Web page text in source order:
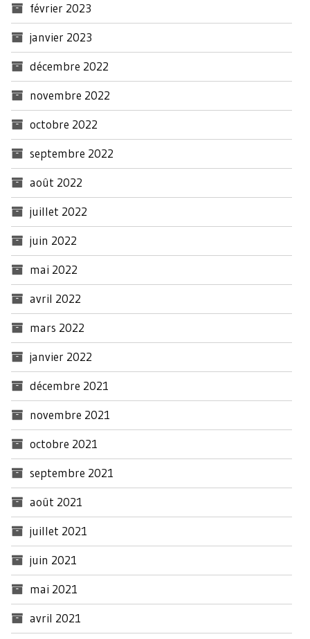
février 2023
janvier 2023
décembre 2022
novembre 2022
octobre 2022
septembre 2022
août 2022
juillet 2022
juin 2022
mai 2022
avril 2022
mars 2022
janvier 2022
décembre 2021
novembre 2021
octobre 2021
septembre 2021
août 2021
juillet 2021
juin 2021
mai 2021
avril 2021